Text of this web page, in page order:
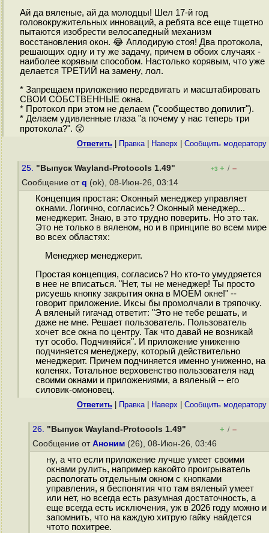
Ай да вяленые, ай да молодцы! Шел 17-й год
головокружительных инноваций, а ребята все еще тщетно
пытаются изобрести велосапедный механизм
восстановления окон. 😂 Аплодирую стоя! Два протокола,
решающих одну и ту же задачу, причем в обоих случаях -
наиболее корявым способом. Настолько корявым, что уже
делается ТРЕТИЙ на замену, лол.
* Запрещаем приложению передвигать и масштабировать
СВОИ СОБСТВЕННЫЕ окна.
* Протокол при этом не делаем ("сообщество допилит").
* Делаем удивленные глаза "а почему у нас теперь три
протокола?". 😲
Ответить Правка| Наверх Cообщить модератору
25. "Выпуск Wayland-Protocols 1.49" +3 + / –
Сообщение от q (ok), 08-Июн-26, 03:14
Концепция простая: Оконный менеджер управляет
окнами. Логично, согласись? Оконный менеджер...
менеджерит. Знаю, в это трудно поверить. Но это так.
Это не только в вяленом, но и в принципе во всем мире
во всех областях:
Менеджер менеджерит.
Простая концепция, согласись? Но кто-то умудряется
в нее не вписаться. "Нет, ты не менеджер! Ты просто
рисуешь кнопку закрытия окна в МОЕМ окне!" --
говорит приложение. Иксы бы промолчали в тряпочку.
А вяленый гигачад ответит: "Это не тебе решать, и
даже не мне. Решает пользователь. Пользователь
хочет все окна по центру. Так что давай не возникай
тут особо. Подчиняйся". И приложение униженно
подчиняется менеджеру, который действительно
менеджерит. Причем подчиняется именно униженно, на
коленях. Тотальное верховенство пользователя над
своими окнами и приложениями, а вяленый -- его
силовик-омоновец.
Ответить Правка| Наверх Cообщить модератору
26. "Выпуск Wayland-Protocols 1.49" + / –
Сообщение от Аноним (26), 08-Июн-26, 03:46
ну, а что если приложение лучше умеет своими
окнами рулить, например какойто проигрыватель
распологать отдельным окном с кнопками
управления, я беспонятия что там вяленый умеет
или нет, но всегда есть разумная достаточность, а
еще всегда есть исключения, уж в 2026 году можно и
запомнить, что на каждую хитрую гайку найдется
чтото похитрее.